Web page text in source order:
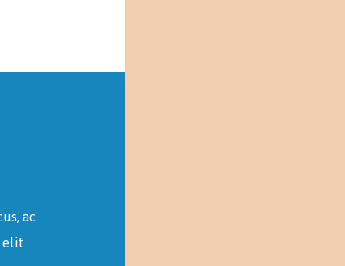
ac
elit